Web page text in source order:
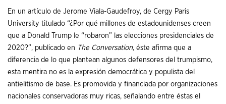
En un artículo de Jerome Viala-Gaudefroy, de Cergy Paris
University titulado “¿Por qué millones de estadounidenses creen
que a Donald Trump le “robaron” las elecciones presidenciales de
2020?”, publicado en The Conversation, éste afirma que a
diferencia de lo que plantean algunos defensores del trumpismo,
esta mentira no es la expresión democrática y populista del
antielitismo de base. Es promovida y financiada por organizaciones
nacionales conservadoras muy ricas, señalando entre éstas el